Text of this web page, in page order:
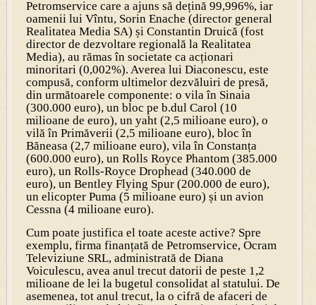
Petromservice care a ajuns să dețină 99,996%, iar
oamenii lui Vîntu, Sorin Enache (director general
Realitatea Media SA) și Constantin Druică (fost
director de dezvoltare regională la Realitatea
Media), au rămas în societate ca acționari
minoritari (0,002%). Averea lui Diaconescu, este
compusă, conform ultimelor dezvăluiri de presă,
din următoarele componente: o vila în Sinaia
(300.000 euro), un bloc pe b.dul Carol (10
milioane de euro), un yaht (2,5 milioane euro), o
vilă în Primăverii (2,5 milioane euro), bloc în
Băneasa (2,7 milioane euro), vila în Constanța
(600.000 euro), un Rolls Royce Phantom (385.000
euro), un Rolls-Royce Drophead (340.000 de
euro), un Bentley Flying Spur (200.000 de euro),
un elicopter Puma (5 milioane euro) și un avion
Cessna (4 milioane euro).
Cum poate justifica el toate aceste active? Spre
exemplu, firma finanțată de Petromservice, Ocram
Televiziune SRL, administrată de Diana
Voiculescu, avea anul trecut datorii de peste 1,2
milioane de lei la bugetul consolidat al statului. De
asemenea, tot anul trecut, la o cifră de afaceri de